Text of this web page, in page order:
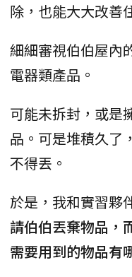
除，也能大大改善
細細審視伯伯屋內
電器類產品。
可能未拆封，或是
品。可是堆積久了
不得丟。
於是，我和實習夥
請伯伯丟棄物品，
需要用到的物品有